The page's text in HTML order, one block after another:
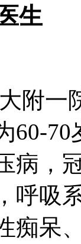
生
附一
60-
病，
呼吸
痴呆